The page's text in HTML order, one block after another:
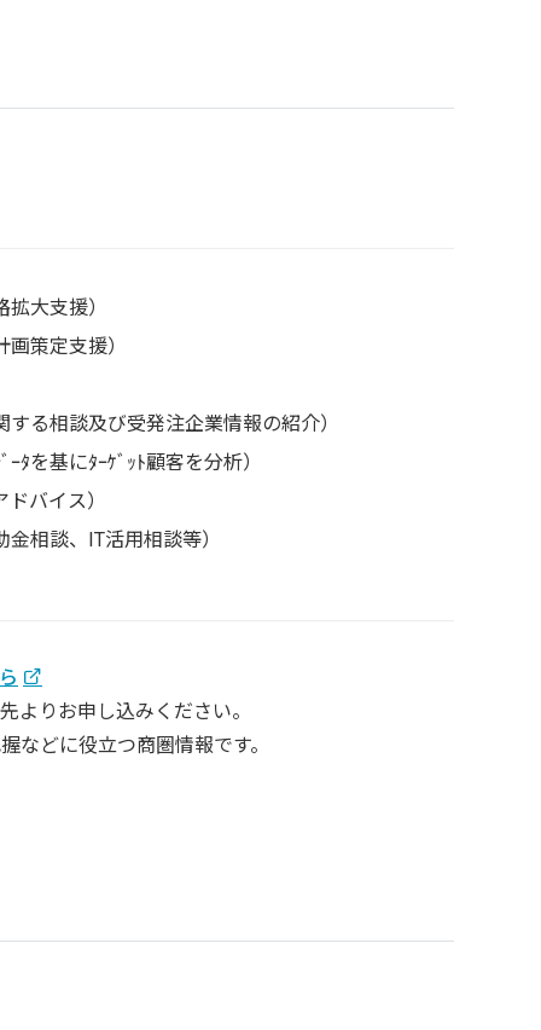
大支援）
策定支援）
る相談及び受発注企業情報の紹介）
ﾀを基にﾀｰｹﾞｯﾄ顧客を分析）
バイス）
相談、IT活用相談等）
よりお申し込みください。
どに役立つ商圏情報です。